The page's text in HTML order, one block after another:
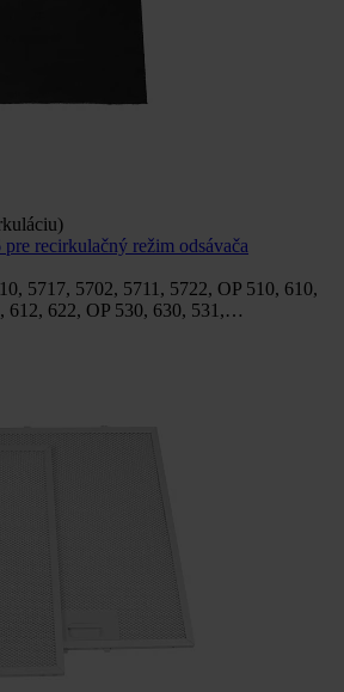
recirkulačný režim odsávača
5717, 5702, 5711, 5722, OP 510, 610,
612, 622, OP 530, 630, 531,…